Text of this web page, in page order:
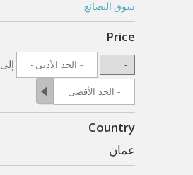
سوق البضائع
Price
إلى
Country
عمان